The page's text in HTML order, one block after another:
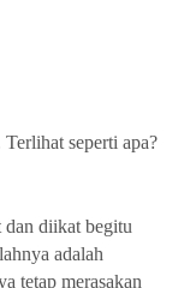
seperti apa?
dan diikat begitu
adalah
tetap merasakan